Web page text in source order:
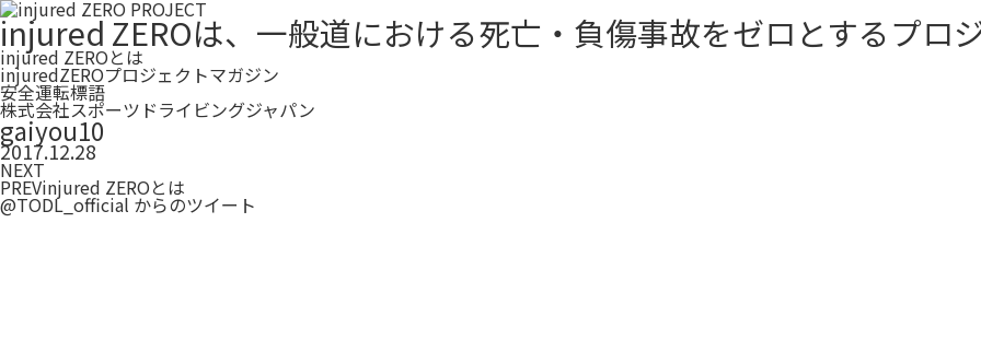
injured ZEROは、一般道における死亡・負傷事故をゼロとするプロジ
injured ZEROとは
injuredZEROプロジェクトマガジン
安全運転標語
株式会社スポーツドライビングジャパン
gaiyou10
2017.12.28
NEXT
PREVinjured ZEROとは
@TODL_official からのツイート